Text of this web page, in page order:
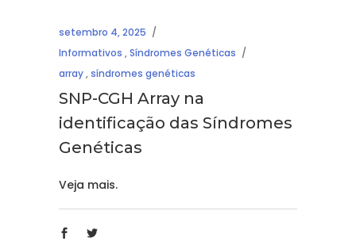
setembro 4, 2025
Informativos ,Síndromes Genéticas
array,síndromes genéticas
SNP-CGH Array na
identificação das Síndromes
Genéticas
Veja mais.